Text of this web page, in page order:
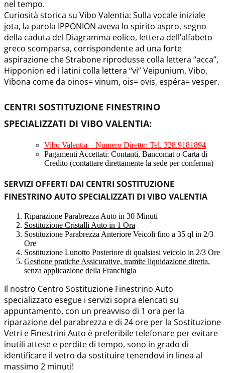
nel tempo.
Curiosità storica su Vibo Valentia: Sulla vocale iniziale
jota, la parola IPPONION aveva lo spirito aspro, segno
della caduta del Diagramma eolico, lettera dell’alfabeto
greco scomparsa, corrispondente ad una forte
aspirazione che Strabone riprodusse colla lettera “acca”,
Hipponion ed i latini colla lettera “vi” Veipunium, Vibo,
Vibona come da oinos= vinum, ois= ovis, espéra= vesper.
CENTRI SOSTITUZIONE FINESTRINO
SPECIALIZZATI DI VIBO VALENTIA:
Vibo Valentia – Numero Diretto: Tel. 328.9181894
Pagamenti Accettati: Contanti, Bancomat o Carta di
Credito (contattare direttamente la sede per conferma)
SERVIZI OFFERTI DAI CENTRI SOSTITUZIONE
FINESTRINO AUTO SPECIALIZZATI DI VIBO VALENTIA
Riparazione Parabrezza Auto in 30 Minuti
Sostituzione Cristalli Auto in 1 Ora
Sostituzione Parabrezza Anteriore Veicoli fino a 35 ql in 2/3
Ore
Sostituzione Lunotto Posteriore di qualsiasi veicolo in 2/3 Ore
Gestione pratiche Assicurative, tramite liquidazione diretta,
senza applicazione della Franchigia
Il nostro Centro Sostituzione Finestrino Auto
specializzato esegue i servizi sopra elencati su
appuntamento, con un preavviso di 1 ora per la
riparazione del parabrezza e di 24 ore per la Sostituzione
Vetri e Finestrini Auto è preferibile telefonare per evitare
inutili attese e perdite di tempo, sono in grado di
identificare il vetro da sostituire tenendovi in linea al
massimo 2 minuti!